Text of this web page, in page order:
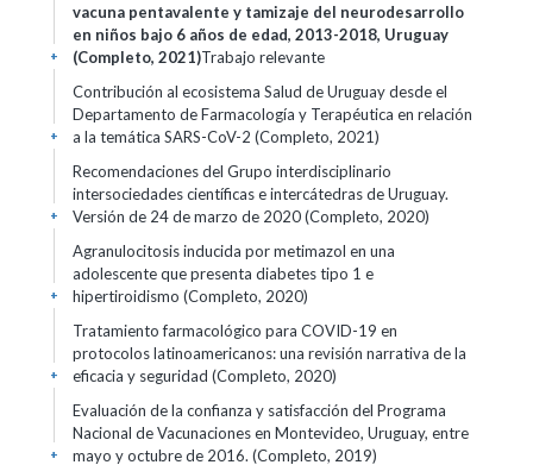
vacuna pentavalente y tamizaje del neurodesarrollo
en niños bajo 6 años de edad, 2013-2018, Uruguay
(Completo, 2021)Trabajo relevante
+
Contribución al ecosistema Salud de Uruguay desde el
Departamento de Farmacología y Terapéutica en relación
a la temática SARS-CoV-2 (Completo, 2021)
+
Recomendaciones del Grupo interdisciplinario
intersociedades científicas e intercátedras de Uruguay.
Versión de 24 de marzo de 2020 (Completo, 2020)
+
Agranulocitosis inducida por metimazol en una
adolescente que presenta diabetes tipo 1 e
hipertiroidismo (Completo, 2020)
+
Tratamiento farmacológico para COVID-19 en
protocolos latinoamericanos: una revisión narrativa de la
eficacia y seguridad (Completo, 2020)
+
Evaluación de la confianza y satisfacción del Programa
Nacional de Vacunaciones en Montevideo, Uruguay, entre
mayo y octubre de 2016. (Completo, 2019)
+